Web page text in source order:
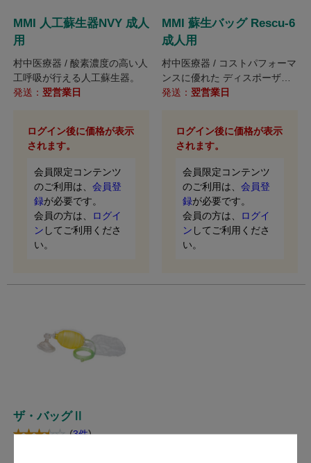
MMI 人工蘇生器NVY 成人
用
村中医療器 / 酸素濃度の高い人
工呼吸が行える人工蘇生器。
発送： 翌営業日
ログイン後に価格が表示
されます。
会員限定コンテンツ
のご利用は、 会員登
録が必要です。
会員の方は、
ログイ
ン してご利用くださ
い。
MMI 蘇生バッグ Rescu-6
成人用
村中医療器 / コストパフォーマ
ンスに優れた ディスポーザブ
ルタイプの人工蘇生器。
発送： 翌営業日
ログイン後に価格が表示
されます。
会員限定コンテンツ
のご利用は、 会員登
録が必要です。
会員の方は、
ログイ
ン してご利用くださ
い。
ザ・バッグⅡ
(3件)